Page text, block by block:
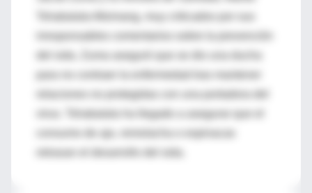
del sida. Zuma aseguró que se dio una ducha
relaciones no protegidas con una portadora del
virus. Tshabalala ha llegado a asegurar que el